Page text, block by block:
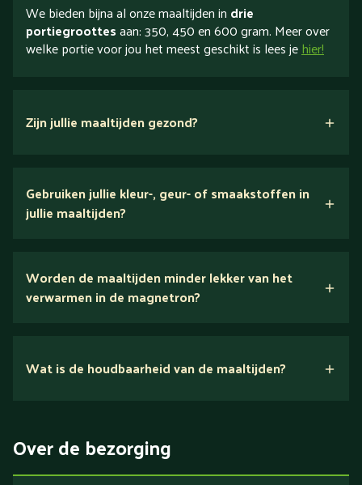
We bieden bijna al onze maaltijden in drie
portiegroottesaan: 350, 450 en 600 gram. Meer over
welke portie voor jou het meest geschikt is lees jehier!
Zijn jullie maaltijden gezond?
voedingsexperts
Verlaagd in koolhydraten
Verlaagd in zout
Gebruiken jullie kleur-, geur- of smaakstoffen in
jullie maaltijden?
Worden de maaltijden minder lekker van het
verwarmen in de magnetron?
Wat is de houdbaarheid van de maaltijden?
Over de bezorging